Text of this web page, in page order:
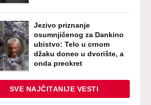
Jezivo priznanje
osumnjičenog za Dankino
ubistvo: Telo u crnom
džaku doneo u dvorište, a
onda preokret
SVE NAJČITANIJE VESTI